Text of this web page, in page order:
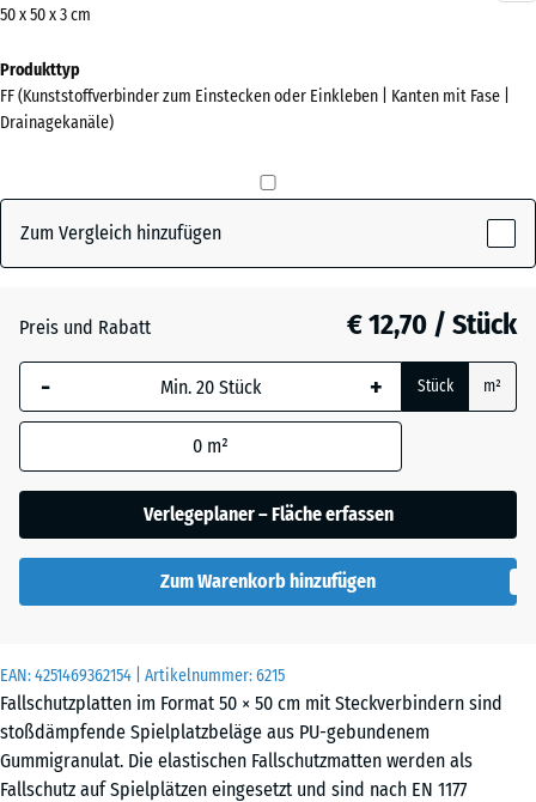
EAN:4251469362154 | Artikelnummer:6215
Fallschutzplatten im Format 50 × 50 cm mit Steckverbindern sind
stoßdämpfende Spielplatzbeläge aus PU-gebundenem
Gummigranulat. Die elastischen Fallschutzmatten werden als
Fallschutz auf Spielplätzen eingesetzt und sind nach EN 1177
zu
Farben?
Farbpalette
Himmelblau(active)
- € 1,80
50 x 50 x 3 cm
Abmessungen
für
den
x
500
Die gewählte, blau
umrandete
Abmessung wird
Produktdaten nicht
anders angegeben)
für die
Bedarfsberechnung
x
50
x 3
cm
Produkttyp
FF (Kunststoffverbinder zum Einstecken oder Einkleben | Kanten mit Fase |
Drainagekanäle)
Zum Vergleich hinzufügen
Preis und Rabatt € 12,70 / Stück
- + Stück m²
0 m²
Verlegeplaner – Fläche erfassen
Zum Warenkorb hinzufügen